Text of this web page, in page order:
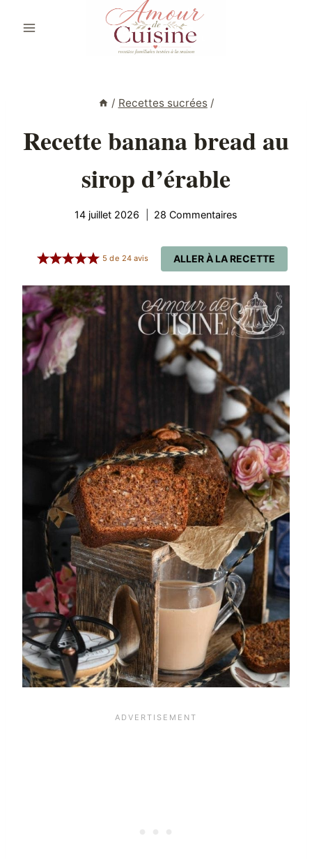
/ Recettes sucrées /
Recette banana bread au
sirop d’érable
14 juillet 2026 28 Commentaires
ALLER À LA RECETTE
5 de 24avis